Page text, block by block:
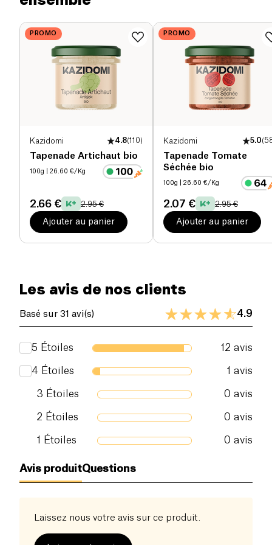
PROMO
Kazidomi 4.8(110)
Tapenade Artichaut bio
100g | 26.60 €/Kg
2.66 € 2.95 €
Ajouter au panier
PROMO
Kazidomi 5.0(
Tapenade Tomate
Séchée bio
100g | 26.60 €/Kg
2.07 € 2.95 €
Ajouter au panier
Protéines (g) 4.9 g
1.52 g
Les avis de nos clients
Basé sur 31 avi(s) 4.9
5 Étoiles 12 avis
4 Étoiles 1 avis
3 Étoiles 0 avis
2 Étoiles 0 avis
1 Étoiles 0 avis
Avis produitQuestions
Laissez nous votre avis sur ce produit.